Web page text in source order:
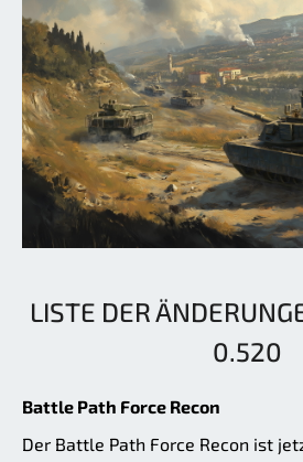
LISTE DER
0.520
Battle Path Force Recon
Der Battle Path Force Recon ist